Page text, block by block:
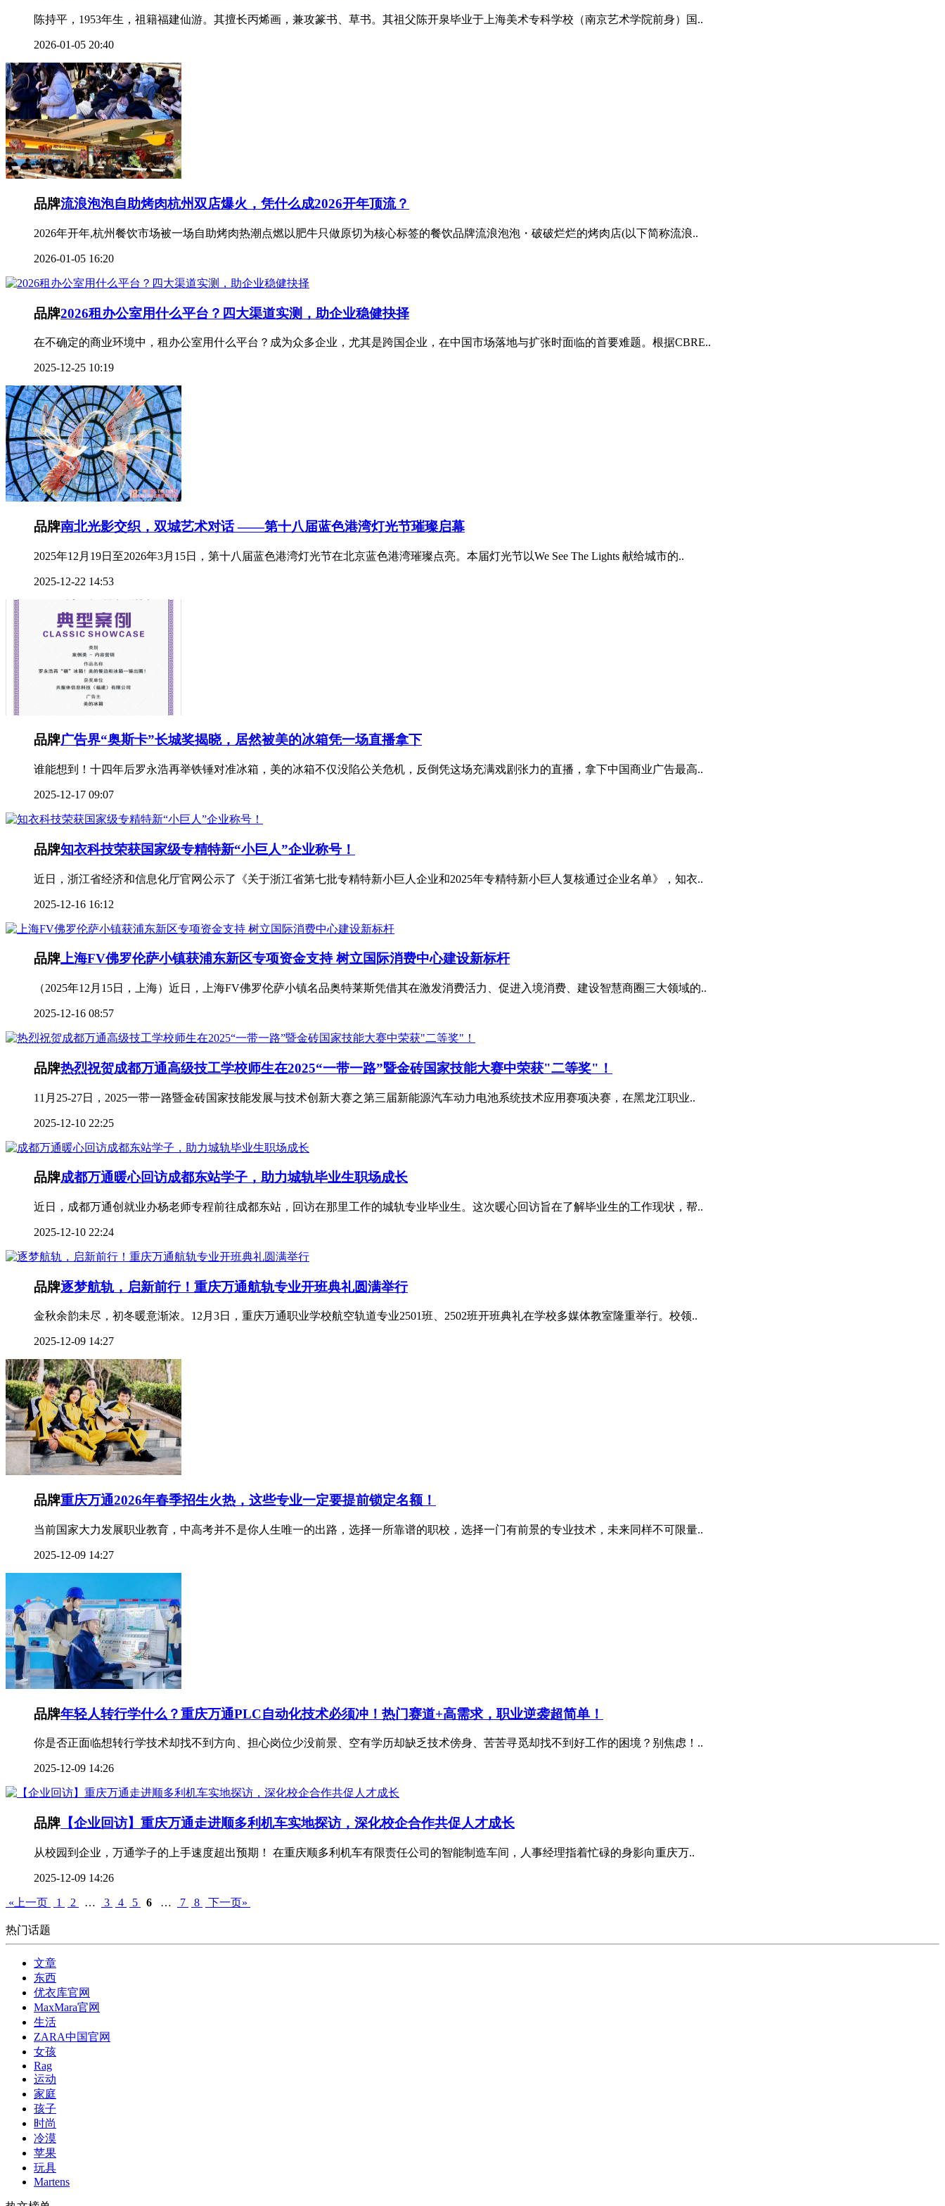
陈持平，1953年生，祖籍福建仙游。其擅长丙烯画，兼攻篆书、草书。其祖父陈开泉毕业于上海美术专科学校（南京艺术学院前身）国..
2026-01-05 20:40
品牌流浪泡泡自助烤肉杭州双店爆火，凭什么成2026开年顶流？
2026年开年,杭州餐饮市场被一场自助烤肉热潮点燃以肥牛只做原切为核心标签的餐饮品牌流浪泡泡・破破烂烂的烤肉店(以下简称流浪..
2026-01-05 16:20
品牌2026租办公室用什么平台？四大渠道实测，助企业稳健抉择
在不确定的商业环境中，租办公室用什么平台？成为众多企业，尤其是跨国企业，在中国市场落地与扩张时面临的首要难题。根据CBRE..
2025-12-25 10:19
品牌南北光影交织，双城艺术对话 ——第十八届蓝色港湾灯光节璀璨启幕
2025年12月19日至2026年3月15日，第十八届蓝色港湾灯光节在北京蓝色港湾璀璨点亮。本届灯光节以We See The Lights 献给城市的..
2025-12-22 14:53
品牌广告界“奥斯卡”长城奖揭晓，居然被美的冰箱凭一场直播拿下
谁能想到！十四年后罗永浩再举铁锤对准冰箱，美的冰箱不仅没陷公关危机，反倒凭这场充满戏剧张力的直播，拿下中国商业广告最高..
2025-12-17 09:07
品牌知衣科技荣获国家级专精特新“小巨人”企业称号！
近日，浙江省经济和信息化厅官网公示了《关于浙江省第七批专精特新小巨人企业和2025年专精特新小巨人复核通过企业名单》，知衣..
2025-12-16 16:12
品牌上海FV佛罗伦萨小镇获浦东新区专项资金支持 树立国际消费中心建设新标杆
（2025年12月15日，上海）近日，上海FV佛罗伦萨小镇名品奥特莱斯凭借其在激发消费活力、促进入境消费、建设智慧商圈三大领域的..
2025-12-16 08:57
品牌热烈祝贺成都万通高级技工学校师生在2025“一带一路”暨金砖国家技能大赛中荣获"二等奖"！
11月25-27日，2025一带一路暨金砖国家技能发展与技术创新大赛之第三届新能源汽车动力电池系统技术应用赛项决赛，在黑龙江职业..
2025-12-10 22:25
品牌成都万通暖心回访成都东站学子，助力城轨毕业生职场成长
近日，成都万通创就业办杨老师专程前往成都东站，回访在那里工作的城轨专业毕业生。这次暖心回访旨在了解毕业生的工作现状，帮..
2025-12-10 22:24
品牌逐梦航轨，启新前行！重庆万通航轨专业开班典礼圆满举行
金秋余韵未尽，初冬暖意渐浓。12月3日，重庆万通职业学校航空轨道专业2501班、2502班开班典礼在学校多媒体教室隆重举行。校领..
2025-12-09 14:27
品牌重庆万通2026年春季招生火热，这些专业一定要提前锁定名额！
当前国家大力发展职业教育，中高考并不是你人生唯一的出路，选择一所靠谱的职校，选择一门有前景的专业技术，未来同样不可限量..
2025-12-09 14:27
品牌年轻人转行学什么？重庆万通PLC自动化技术必须冲！热门赛道+高需求，职业逆袭超简单！
你是否正面临想转行学技术却找不到方向、担心岗位少没前景、空有学历却缺乏技术傍身、苦苦寻觅却找不到好工作的困境？别焦虑！..
2025-12-09 14:26
品牌 【企业回访】重庆万通走进顺多利机车实地探访，深化校企合作共促人才成长
从校园到企业，万通学子的上手速度超出预期！ 在重庆顺多利机车有限责任公司的智能制造车间，人事经理指着忙碌的身影向重庆万..
2025-12-09 14:26
«上一页 1 2 … 3 4 5 6 … 7 8 下一页»
热门话题
文章
东西
优衣库官网
MaxMara官网
生活
ZARA中国官网
女孩
Rag
运动
家庭
孩子
时尚
冷漠
苹果
玩具
Martens